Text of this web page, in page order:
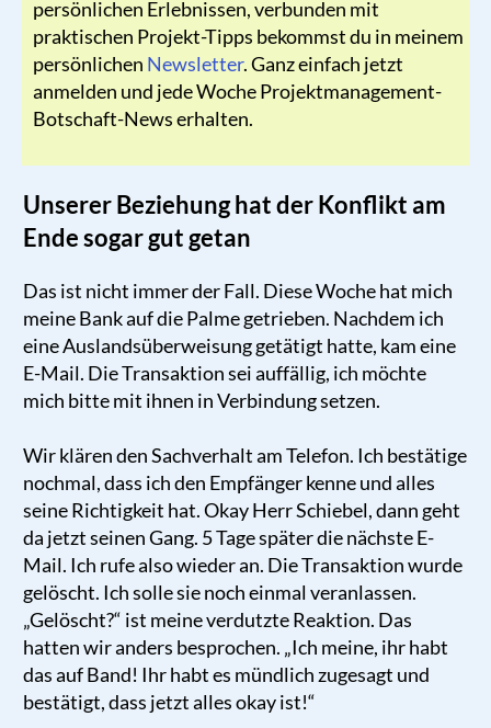
persönlichen Erlebnissen, verbunden mit
praktischen Projekt-Tipps bekommst du in meinem
persönlichen Newsletter. Ganz einfach jetzt
anmelden und jede Woche Projektmanagement-
Botschaft-News erhalten.
Unserer Beziehung hat der Konflikt am
Ende sogar gut getan
Das ist nicht immer der Fall. Diese Woche hat mich
meine Bank auf die Palme getrieben. Nachdem ich
eine Auslandsüberweisung getätigt hatte, kam eine
E-Mail. Die Transaktion sei auffällig, ich möchte
mich bitte mit ihnen in Verbindung setzen.
Wir klären den Sachverhalt am Telefon. Ich bestätige
nochmal, dass ich den Empfänger kenne und alles
seine Richtigkeit hat. Okay Herr Schiebel, dann geht
da jetzt seinen Gang. 5 Tage später die nächste E-
Mail. Ich rufe also wieder an. Die Transaktion wurde
gelöscht. Ich solle sie noch einmal veranlassen.
„Gelöscht?“ ist meine verdutzte Reaktion. Das
hatten wir anders besprochen. „Ich meine, ihr habt
das auf Band! Ihr habt es mündlich zugesagt und
bestätigt, dass jetzt alles okay ist!“